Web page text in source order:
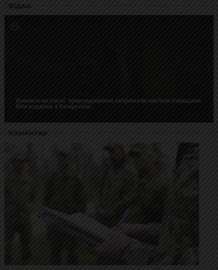
Відео
Ховався на сосні: прикордонники затримали жителя Київщини
біля кордону з Білоруссю
Коментар